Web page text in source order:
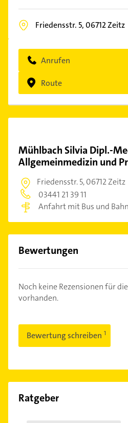
Friedensstr. 5,06712Zeitz
Anrufen
Route
Mühlbach Silvia Dipl.-
Allgemeinmedizin und
Friedensstr. 5,06712 Zeitz
03441 21 39 11
Anfahrt mit Bus und Bahn
Bewertungen
Noch keine Rezensionen für
vorhanden.
Bewertung schreiben
Ratgeber